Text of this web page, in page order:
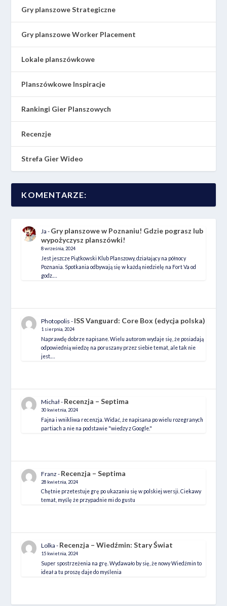
Gry planszowe Strategiczne
Gry planszowe Worker Placement
Lokale planszówkowe
Planszówkowe Inspiracje
Rankingi Gier Planszowych
Recenzje
Strefa Gier Wideo
KOMENTARZE:
Ja - Gry planszowe w Poznaniu! Gdzie pograsz lub
wypożyczysz planszówki!
8 września, 2024
Jest jeszcze Piątkowski Klub Planszowy, działający na północy
Poznania. Spotkania odbywają się w każdą niedzielę na Fort Va od
godz.…
Photopolis - ISS Vanguard: Core Box (edycja polska)
1 sierpnia, 2024
Naprawdę dobrze napisane. Wielu autorom wydaje się, że posiadają
odpowiednią wiedzę na poruszany przez siebie temat, ale tak nie
jest.…
Michał- Recenzja – Septima
30 kwietnia, 2024
Fajna i wnikliwa recenzja. Widać, że napisana po wielu rozegranych
partiach a nie na podstawie "wiedzy z Google."
Franz - Recenzja – Septima
28 kwietnia, 2024
Chętnie przetestuje grę po ukazaniu się w polskiej wersji. Ciekawy
temat, myślę że przypadnie mi do gustu
Lolka - Recenzja – Wiedźmin: Stary Świat
15 kwietnia, 2024
Super spostrzeżenia na grę. Wydawało by się, że nowy Wiedźmin to
ideał a tu proszę daje do myślenia